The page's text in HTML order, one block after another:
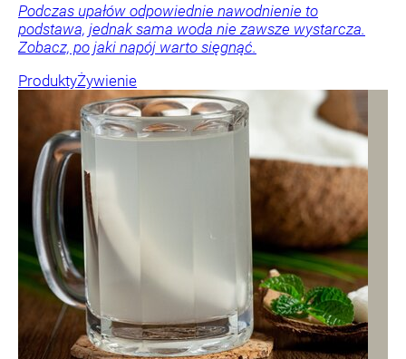
Podczas upałów odpowiednie nawodnienie to
podstawa, jednak sama woda nie zawsze wystarcza.
Zobacz, po jaki napój warto sięgnąć.
ProduktyŻywienie